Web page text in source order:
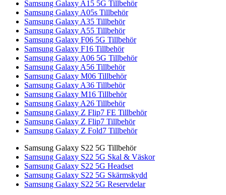
Samsung Galaxy A15 5G Tillbehör
Samsung Galaxy A05s Tillbehör
Samsung Galaxy A35 Tillbehör
Samsung Galaxy A55 Tillbehör
Samsung Galaxy F06 5G Tillbehör
Samsung Galaxy F16 Tillbehör
Samsung Galaxy A06 5G Tillbehör
Samsung Galaxy A56 Tillbehör
Samsung Galaxy M06 Tillbehör
Samsung Galaxy A36 Tillbehör
Samsung Galaxy M16 Tillbehör
Samsung Galaxy A26 Tillbehör
Samsung Galaxy Z Flip7 FE Tillbehör
Samsung Galaxy Z Flip7 Tillbehör
Samsung Galaxy Z Fold7 Tillbehör
Samsung Galaxy S22 5G Tillbehör
Samsung Galaxy S22 5G Skal & Väskor
Samsung Galaxy S22 5G Headset
Samsung Galaxy S22 5G Skärmskydd
Samsung Galaxy S22 5G Reservdelar